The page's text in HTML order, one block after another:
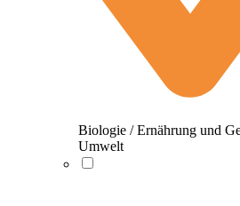
Biologie / Ernährung und
Umwelt